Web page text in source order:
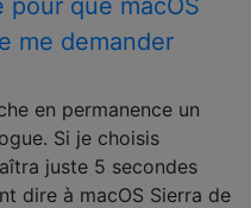
me demander
en permanence un
Si je choisis
juste 5 secondes
dire à macOS Sierra de